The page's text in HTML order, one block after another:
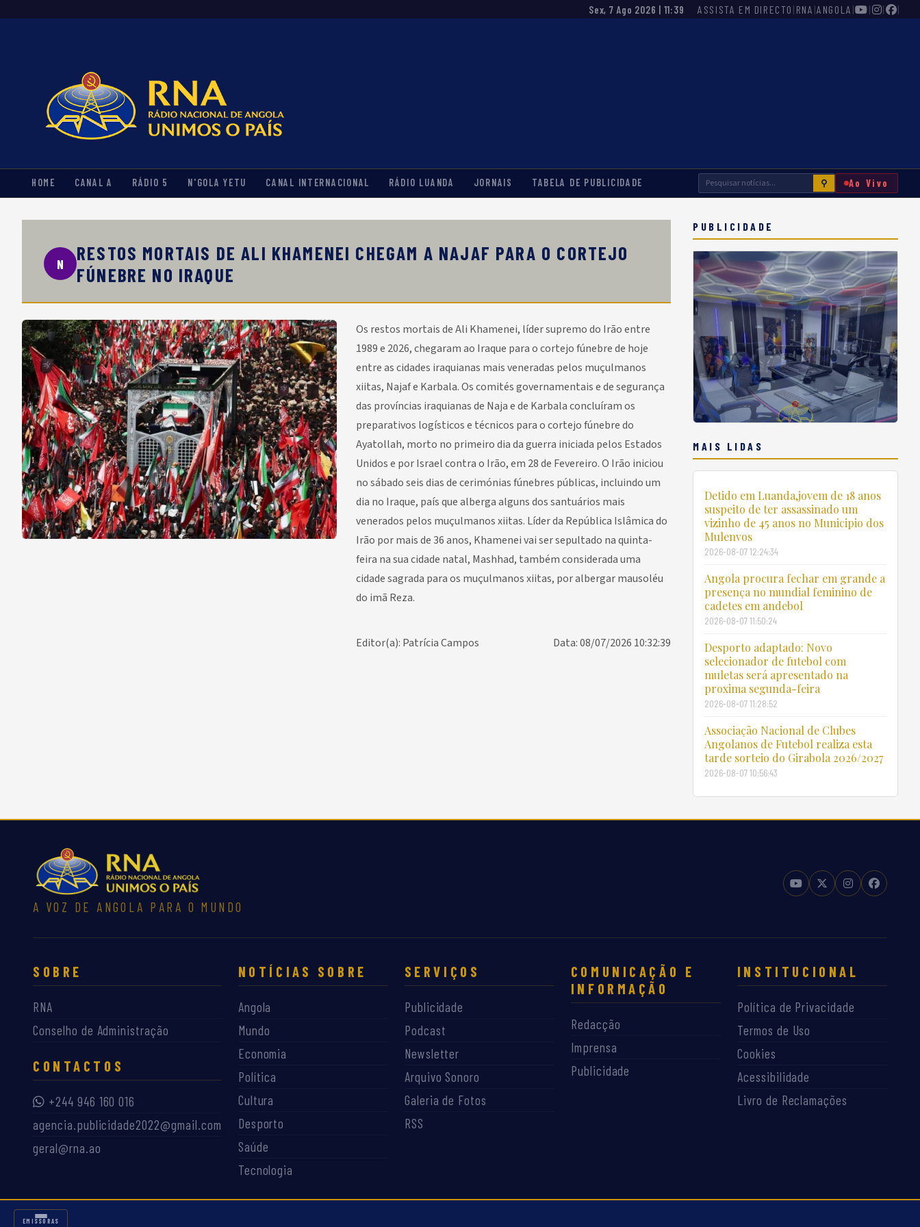
Sex, 7 Ago 2026 | 11:39 ASSISTA EM DIRECTO | RNA |ANGOLA | | | |
HOME CANAL A RÁDIO 5 N'GOLA YETU CANAL INTERNACIONAL RÁDIO LUANDA JORNAIS TABELA DE PUBLICIDADE ⚲ Ao Vivo
N
RESTOS MORTAIS DE ALI KHAMENEI CHEGAM A NAJAF PARA O CORTEJO
FÚNEBRE NO IRAQUE
Os restos mortais de Ali Khamenei, líder supremo do Irão entre
1989 e 2026, chegaram ao Iraque para o cortejo fúnebre de hoje
entre as cidades iraquianas mais veneradas pelos muçulmanos
xiitas, Najaf e Karbala. Os comités governamentais e de segurança
das províncias iraquianas de Naja e de Karbala concluíram os
preparativos logísticos e técnicos para o cortejo fúnebre do
Ayatollah, morto no primeiro dia da guerra iniciada pelos Estados
Unidos e por Israel contra o Irão, em 28 de Fevereiro. O Irão iniciou
no sábado seis dias de cerimónias fúnebres públicas, incluindo um
dia no Iraque, país que alberga alguns dos santuários mais
venerados pelos muçulmanos xiitas. Líder da República Islâmica do
Irão por mais de 36 anos, Khamenei vai ser sepultado na quinta-
feira na sua cidade natal, Mashhad, também considerada uma
cidade sagrada para os muçulmanos xiitas, por albergar mausoléu
do imã Reza.
Data: 08/07/2026 10:32:39
Editor(a): Patrícia Campos
PUBLICIDADE
MAIS LIDAS
Detido em Luanda,jovem de 18 anos
suspeito de ter assassinado um
vizinho de 45 anos no Municipio dos
Mulenvos
2026-08-07 12:24:34
Angola procura fechar em grande a
presença no mundial feminino de
cadetes em andebol
2026-08-07 11:50:24
Desporto adaptado: Novo
selecionador de futebol com
muletas será apresentado na
proxima segunda-feira
2026-08-07 11:28:52
Associação Nacional de Clubes
Angolanos de Futebol realiza esta
tarde sorteio do Girabola 2026/2027
2026-08-07 10:56:43
A VOZ DE ANGOLA PARA O MUNDO
SOBRE
RNA
Conselho de Administração
CONTACTOS
+244 946 160 016
agencia.publicidade2022@gmail.com
geral@rna.ao
NOTÍCIAS SOBRE
Angola
Mundo
Economia
Política
Cultura
Desporto
Saúde
Tecnologia
SERVIÇOS
Publicidade
Podcast
Newsletter
Arquivo Sonoro
Galeria de Fotos
RSS
COMUNICAÇÃO E
INFORMAÇÃO
Redacção
Imprensa
Publicidade
INSTITUCIONAL
Política de Privacidade
Termos de Uso
Cookies
Acessibilidade
Livro de Reclamações
©2026RNA — Rádio Nacional de Angola. Todos os direitos reservados.
EMISSORAS RNA
EMISSORAS